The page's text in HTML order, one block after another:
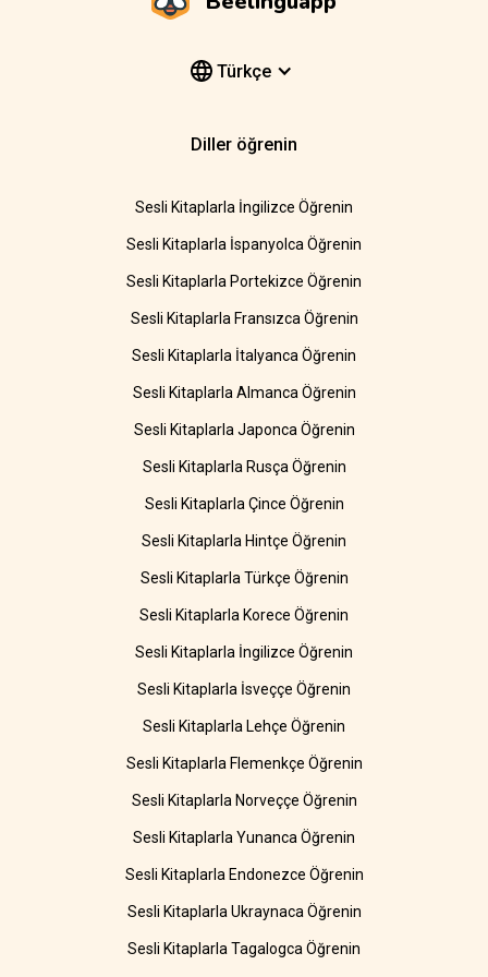
Türkçe
Diller öğrenin
Sesli Kitaplarla İngilizce Öğrenin
Sesli Kitaplarla İspanyolca Öğrenin
Sesli Kitaplarla Portekizce Öğrenin
Sesli Kitaplarla Fransızca Öğrenin
Sesli Kitaplarla İtalyanca Öğrenin
Sesli Kitaplarla Almanca Öğrenin
Sesli Kitaplarla Japonca Öğrenin
Sesli Kitaplarla Rusça Öğrenin
Sesli Kitaplarla Çince Öğrenin
Sesli Kitaplarla Hintçe Öğrenin
Sesli Kitaplarla Türkçe Öğrenin
Sesli Kitaplarla Korece Öğrenin
Sesli Kitaplarla İngilizce Öğrenin
Sesli Kitaplarla İsveççe Öğrenin
Sesli Kitaplarla Lehçe Öğrenin
Sesli Kitaplarla Flemenkçe Öğrenin
Sesli Kitaplarla Norveççe Öğrenin
Sesli Kitaplarla Yunanca Öğrenin
Sesli Kitaplarla Endonezce Öğrenin
Sesli Kitaplarla Ukraynaca Öğrenin
Sesli Kitaplarla Tagalogca Öğrenin